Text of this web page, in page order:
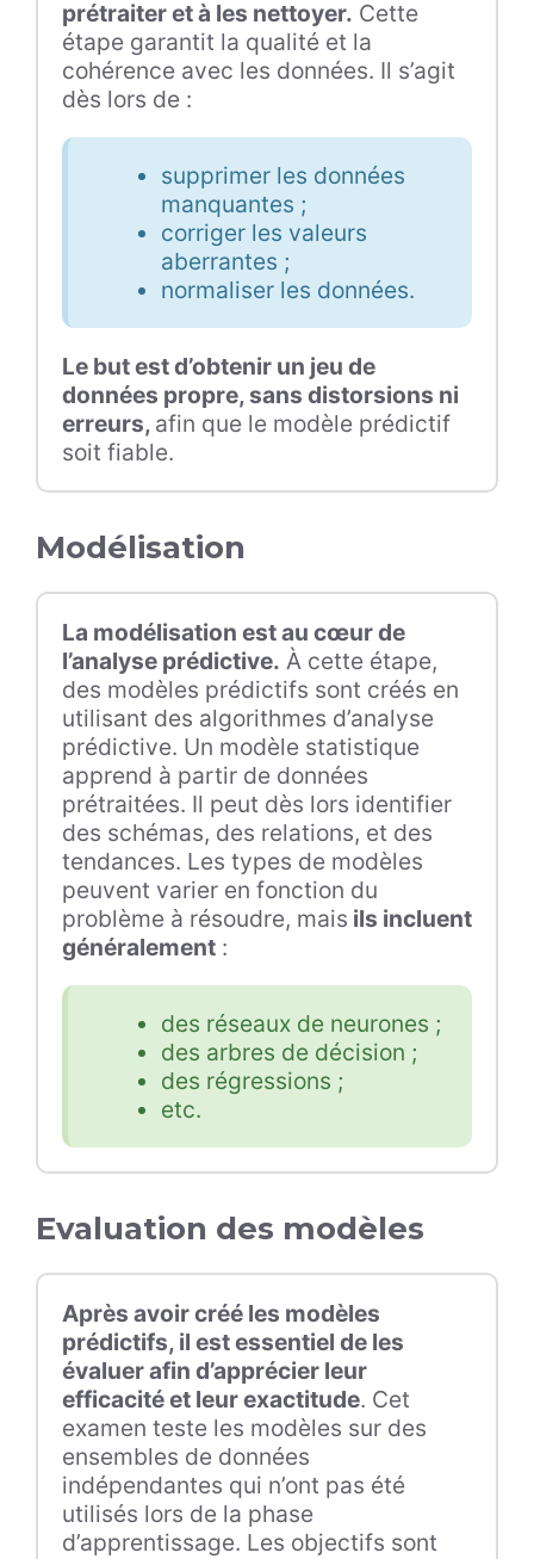
prétraiter et à les nettoyer. Cette
étape garantit la qualité et la
cohérence avec les données. Il s’agit
dès lors de :
supprimer les données
manquantes ;
corriger les valeurs
aberrantes ;
normaliser les données.
Le but est d’obtenir un jeu de
données propre, sans distorsions ni
erreurs, afin que le modèle prédictif
soit fiable.
Modélisation
La modélisation est au cœur de
l’analyse prédictive. À cette étape,
des modèles prédictifs sont créés en
utilisant des algorithmes d’analyse
prédictive. Un modèle statistique
apprend à partir de données
prétraitées. Il peut dès lors identifier
des schémas, des relations, et des
tendances. Les types de modèles
peuvent varier en fonction du
problème à résoudre, mais ils incluent
généralement :
des réseaux de neurones ;
des arbres de décision ;
des régressions ;
etc.
Evaluation des modèles
Après avoir créé les modèles
prédictifs, il est essentiel de les
évaluer afin d’apprécier leur
efficacité et leur exactitude. Cet
examen teste les modèles sur des
ensembles de données
indépendantes qui n’ont pas été
utilisés lors de la phase
d’apprentissage. Les objectifs sont